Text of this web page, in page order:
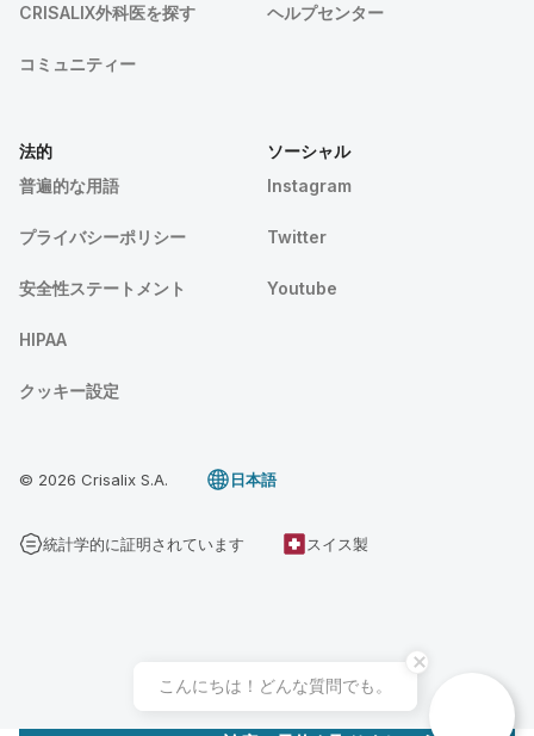
CRISALIX外科医を探す
コミュニティー
ヘルプセンター
法的
普遍的な用語
プライバシーポリシー
安全性ステートメント
HIPAA
クッキー設定
ソーシャル
Instagram
Twitter
Youtube
© 2026 Crisalix S.A. 日本語
統計学的に証明されています スイス製
こんにちは！どんな質問でも。